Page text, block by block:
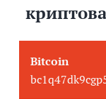
Bitcoin